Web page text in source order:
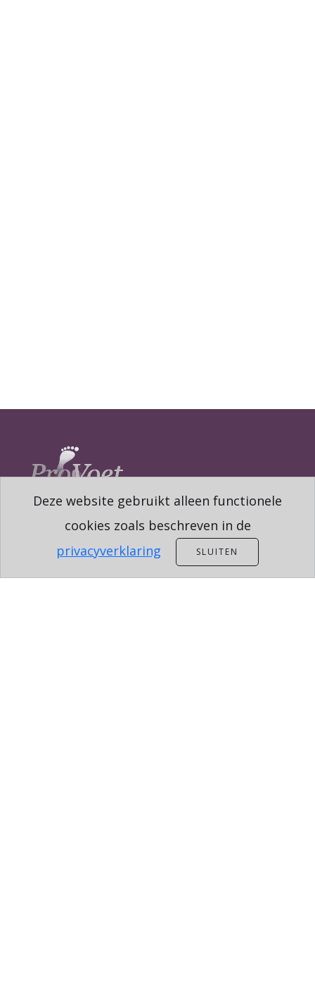
Deze website gebruikt alleen functionele
cookies zoals beschreven in de
privacyverklaring
SLUITEN